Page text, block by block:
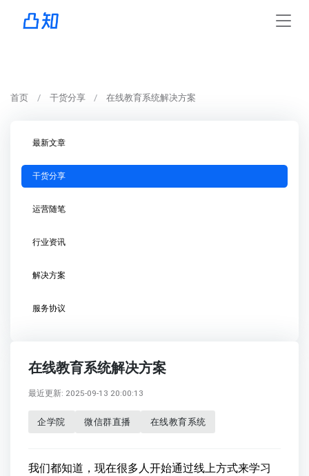
首页 干货分享 在线教育系统解决方案
最新文章
干货分享
运营随笔
行业资讯
解决方案
服务协议
在线教育系统解决方案
最近更新: 2025-09-13 20:00:13
企学院 微信群直播 在线教育系统
我们都知道，现在很多人开始通过线上方式来学习